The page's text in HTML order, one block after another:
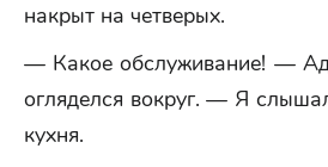
накрыт на четверых.
— Какое обслуживание! —
огляделся вокруг. — Я
кухня.